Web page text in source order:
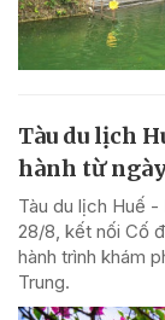
Tàu du lịch
hành từ
Tàu du lịch Huế
28/8, kết nối Cố
hành trình khám
Trung.